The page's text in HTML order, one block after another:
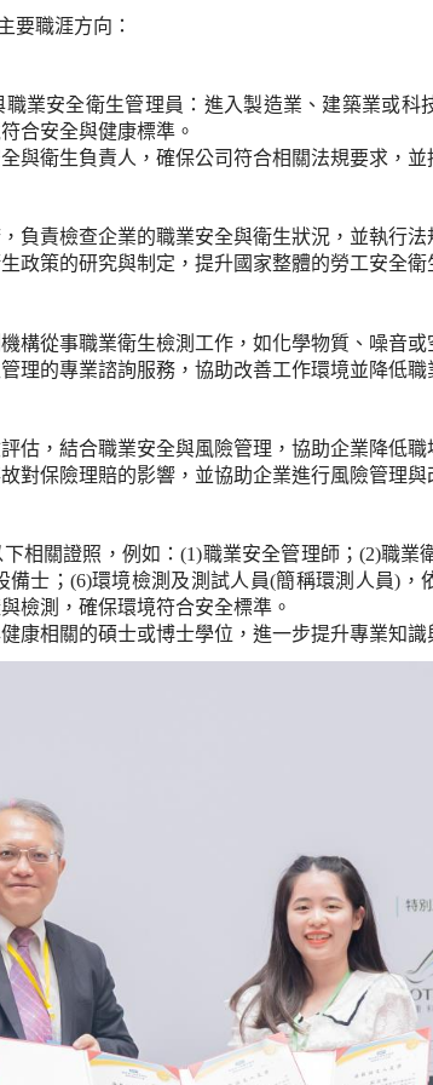
要職涯方向：
業安全衛生管理員：進入製造業、建築業或科
合安全與健康標準。
與衛生負責人，確保公司符合相關法規要求，
負責檢查企業的職業安全與衛生狀況，並執行法
政策的研究與制定，提升國家整體的勞工安全衛
構從事職業衛生檢測工作，如化學物質、噪音
理的專業諮詢服務，協助改善工作環境並降低
估，結合職業安全與風險管理，協助企業降低
對保險理賠的影響，並協助企業進行風險管理與
相關證照，例如：(1)職業安全管理師； (2)職業
備士； (6)環境檢測及測試人員(簡稱環測人員) ，
檢測，確保環境符合安全標準。
康相關的碩士或博士學位，進一步提升專業知識